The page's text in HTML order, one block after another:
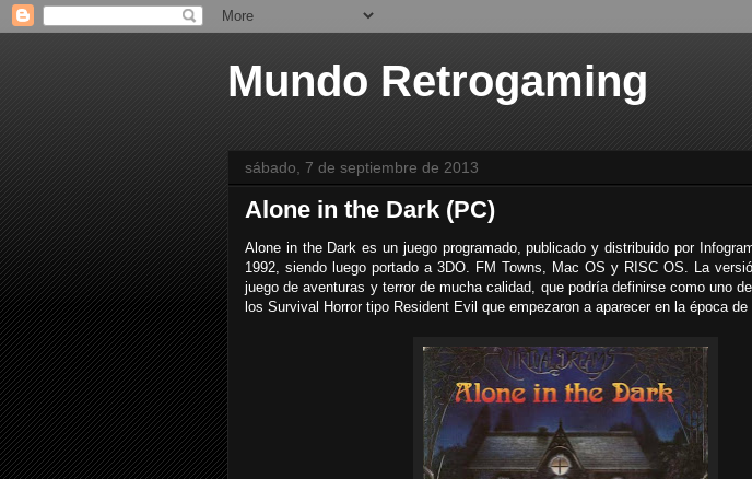
Mundo Retrogaming
sábado, 7 de septiembre de 2013
Alone in the Dark (PC)
Alone in the Dark es un juego programado, publicado y distribuido por
1992, siendo luego portado a 3DO. FM Towns, Mac OS y RISC OS. La
juego de aventuras y terror de mucha calidad, que podría definirse como uno
los Survival Horror tipo Resident Evil que empezaron a aparecer en la época